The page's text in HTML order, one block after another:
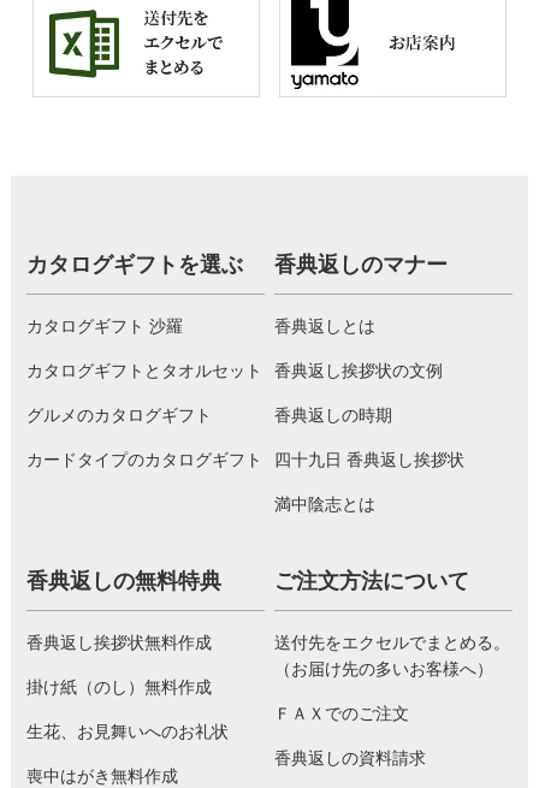
カタログギフトを選ぶ
カタログギフト 沙羅
カタログギフトとタオルセット
グルメのカタログギフト
カードタイプのカタログギフト
香典返しのマナー
香典返しとは
香典返し挨拶状の文例
香典返しの時期
四十九日 香典返し挨拶状
満中陰志とは
香典返しの無料特典
香典返し挨拶状無料作成
掛け紙（のし）無料作成
生花、お見舞いへのお礼状
喪中はがき無料作成
ご注文方法について
送付先をエクセルでまとめる。
（お届け先の多いお客様へ）
ＦＡＸでのご注文
香典返しの資料請求